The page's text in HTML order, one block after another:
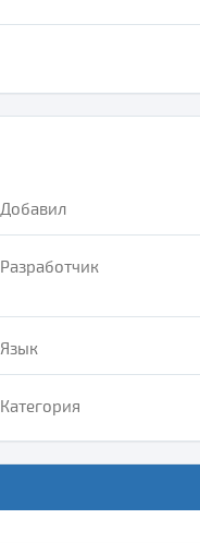
Добавил
Разработчик
Язык
Категория